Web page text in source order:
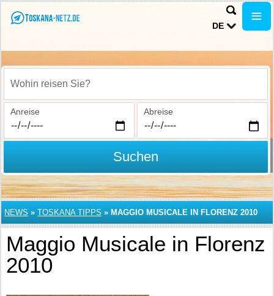
DE
Wohin reisen Sie?
Anreise Abreise
Suchen
NEWS » TOSKANA TIPPS » MAGGIO MUSICALE IN FLORENZ 2010
Maggio Musicale in Florenz
2010